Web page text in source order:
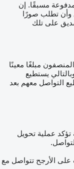
مسبقًا. إن
تطلب صورًا
على تلك
مبلغًا معينًا
يستطيع
التواصل معهم بعد
عملية تحويل
على الأرجح تتواصل مع